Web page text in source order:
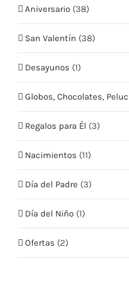
Aniversario (38)
San Valentín (38)
Desayunos (1)
Globos, Chocolates,
Regalos para Él (3)
Nacimientos (11)
Día del Padre (3)
Día del Niño (1)
Ofertas (2)
Teléfono: +569 5409 2635
Email:info@quieroflores.cl
Web:www.quieroflores.cl
Facebook:/floresymas.cl